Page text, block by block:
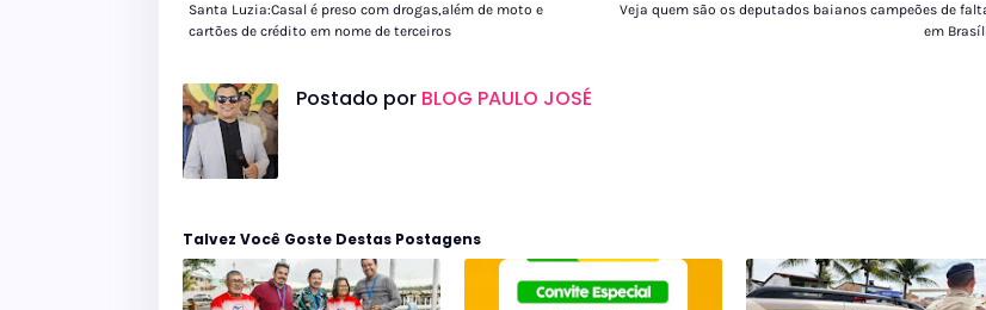
Veja quem são os deputados baianos campeões de
em
Santa Luzia:Casal é preso com drogas,além de moto e
cartões de crédito em nome de terceiros
Postado por BLOG PAULO JOSÉ
Talvez Você Goste Destas Postagens